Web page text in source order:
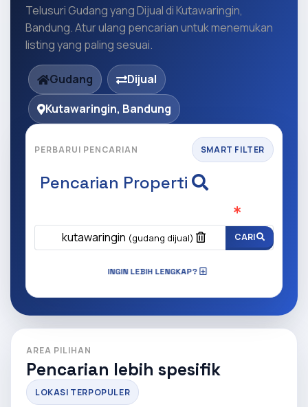
Telusuri Gudang yang Dijual di Kutawaringin,
Bandung. Atur ulang pencarian untuk menemukan
listing yang paling sesuai.
Gudang
Dijual
Kutawaringin, Bandung
PERBARUI PENCARIAN SMART FILTER
Pencarian Properti
kutawaringin (gudang dijual) CARI
INGIN LEBIH LENGKAP?
AREA PILIHAN
Pencarian lebih spesifik
LOKASI TERPOPULER